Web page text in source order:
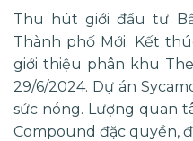
Thu hút giới đầu tư
Thành phố Mới. Kết
giới thiệu phân khu
29/6/2024. Dự án
sức nóng. Lượng quan
Compound đặc quyền,